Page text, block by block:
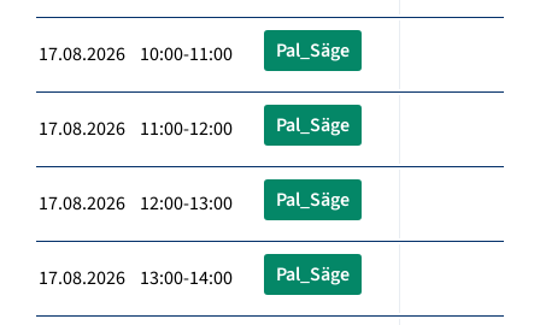
17.08.2026 10:00-11:00 Pal_Säge
17.08.2026 11:00-12:00 Pal_Säge
17.08.2026 12:00-13:00 Pal_Säge
17.08.2026 13:00-14:00 Pal_Säge